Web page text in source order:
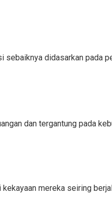
sebaiknya didasarkan pada
dan tergantung pada
mereka seiring